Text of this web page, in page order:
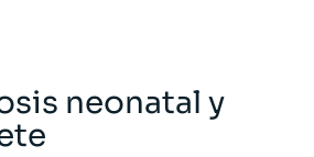
neonatal y